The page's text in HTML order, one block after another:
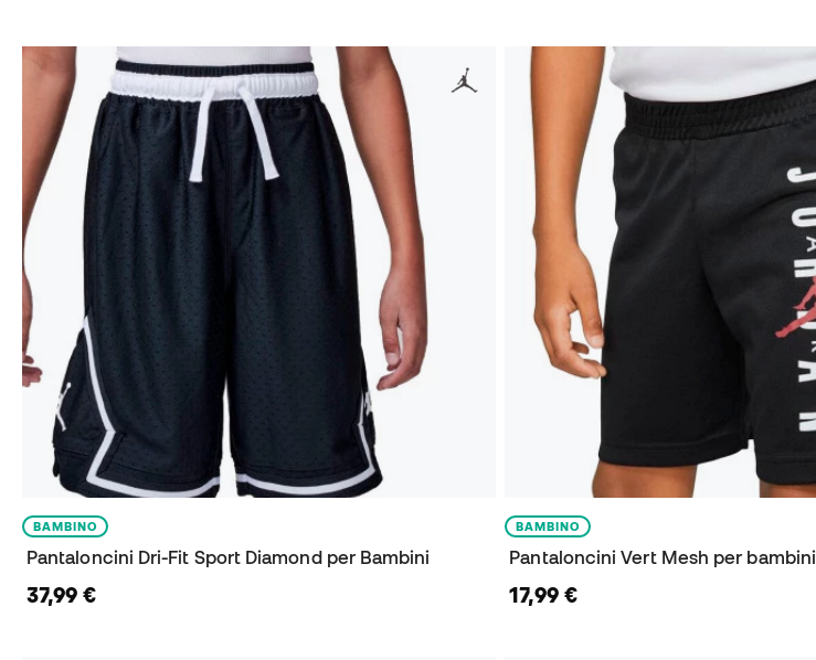
BAMBINO
Pantaloncini Dri-Fit Sport Diamond per Bambini
37,99 €
BAMBINO
Pantaloncini Vert Mesh per bambini
17,99 €